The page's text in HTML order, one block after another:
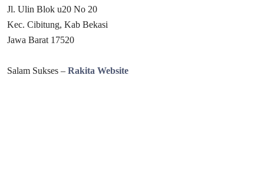
Jl. Ulin Blok u20 No 20
Kec. Cibitung, Kab Bekasi
Jawa Barat 17520
Salam Sukses – Rakita Website